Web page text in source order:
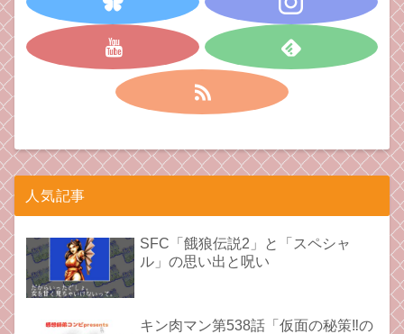
人気記事
SFC「餓狼伝説2」と「スペシャ
ル」の思い出と呪い
キン肉マン第538話「仮面の秘策‼︎の